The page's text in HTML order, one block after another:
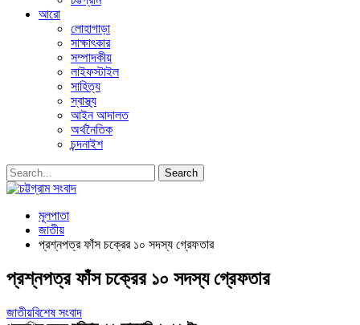
আরো
লোহাগাড়া
সাক্ষাৎকার
সম্পাদকীয়
লাইফস্টাইল
সাহিত্য
স্বাস্থ্য
আইন আদালত
অর্থনৈতিক
চন্দনাইশ
মূলপাতা
জাতীয়
প্রশ্নপত্র ফাঁস চক্রের ১০ সদস্য গ্রেফতার
প্রশ্নপত্র ফাঁস চক্রের ১০ সদস্য গ্রেফতার
জাতীয়বিশেষ সংবাদ